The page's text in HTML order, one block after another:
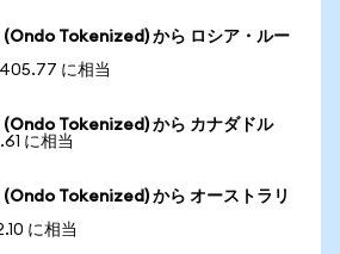
Tokenized) から ロシア・ルー
に相当
Tokenized) から カナダドル
に相当
Tokenized) から オーストラリ
に相当